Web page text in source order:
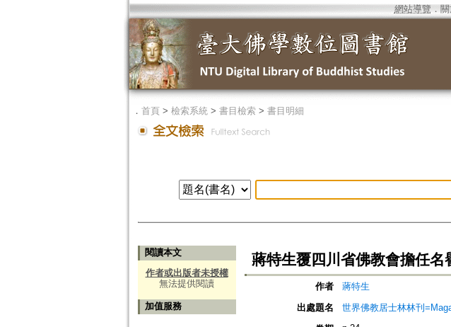
網站導覽 ．
． 首頁> 檢索系統> 書目檢索> 書目明細
閱讀本文
作者或出版者未授權
無法提供閱讀
加值服務
蔣特生覆四川省佛教會擔任名
作者
蔣特生
出處題名
世界佛教居士林林刊